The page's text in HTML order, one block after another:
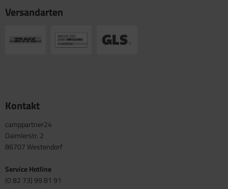
Versandarten
Kontakt
camppartner24
Daimlerstr. 2
86707 Westendorf
Service Hotline
(0 82 73) 99 81 91